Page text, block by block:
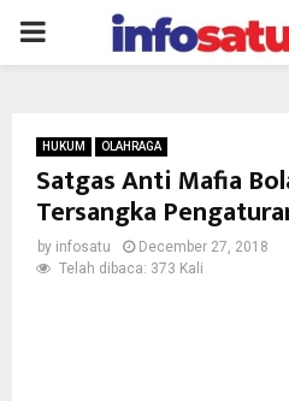
PRIMARY
HUKUM OLAHRAGA
Satgas Anti Mafia
Tersangka
by infosatu
December 27, 2018
Telah dibaca: 373 Kali